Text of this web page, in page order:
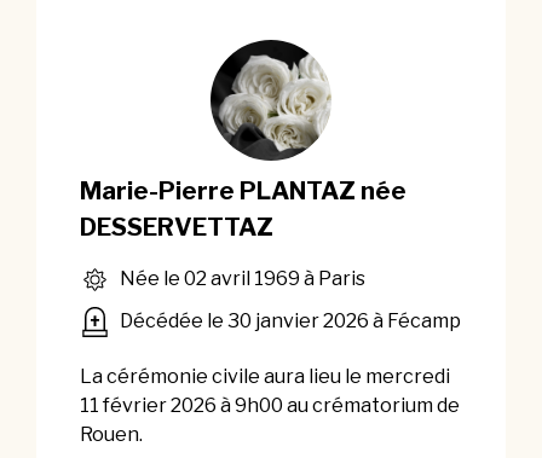
Marie-Pierre PLANTAZ née
DESSERVETTAZ
Née le 02 avril 1969 à Paris
Décédée le 30 janvier 2026 à Fécamp
La cérémonie civile aura lieu le mercredi
11 février 2026 à 9h00 au crématorium de
Rouen.